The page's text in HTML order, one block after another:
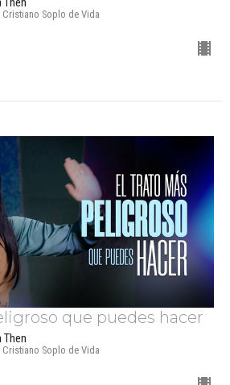
Soplo de Vida
que puedes hacer
Then
Soplo de Vida